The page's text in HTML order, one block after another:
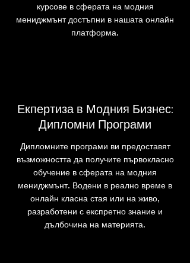
курсове в сферата на модния
мениджмънт достъпни в нашата онлайн
платформа.
Екпертиза в Модния Бизнес:
Дипломни Програми
Дипломните програми ви предоставят
възможността да получите първокласно
обучение в сферата на модния
мениджмънт. Водени в реално време в
онлайн класна стая или на живо,
разработени с експретно знание и
дълбочина на материята.